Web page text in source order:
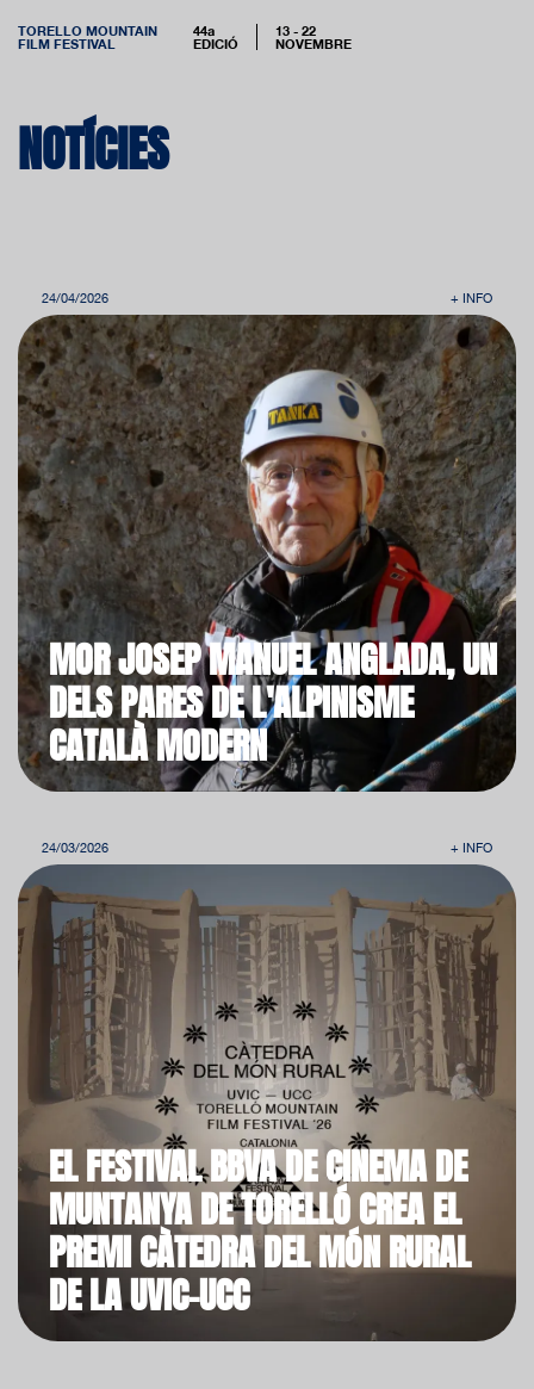
TORELLO MOUNTAIN
FILM FESTIVAL
44a
EDICIÓ
13 - 22
NOVEMBRE
NOTÍCIES
24/04/2026 + INFO
MOR JOSEP MANUEL ANGLADA, UN
DELS PARES DE L'ALPINISME
CATALÀ MODERN
24/03/2026 + INFO
EL FESTIVAL BBVA DE CINEMA DE
MUNTANYA DE TORELLÓ CREA EL
PREMI CÀTEDRA DEL MÓN RURAL
DE LA UVIC-UCC